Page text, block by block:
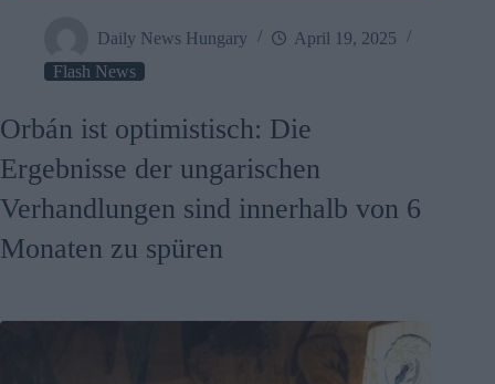
Daily News Hungary
April 19, 2025
Flash News
Orbán ist optimistisch: Die
Ergebnisse der ungarischen
Verhandlungen sind innerhalb von 6
Monaten zu spüren